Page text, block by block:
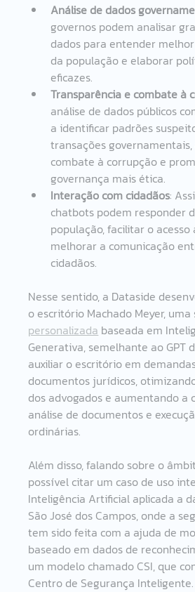
Análise de dados
governos podem analisar
dados para entender
da população e elaborar
eficazes.
Transparência e combate à
análise de dados públicos
a identificar padrões
transações
combate à corrupção e
governança mais ética.
Interação com cidadãos:
chatbots podem responder
população, facilitar o acesso
melhorar a comunicação
cidadãos.
Nesse sentido, a Dataside
o escritório Machado Meyer,
personalizada baseada em
Generativa, semelhante ao GPT
auxiliar o escritório em
documentos jurídicos,
dos advogados e aumentando a
análise de documentos e
ordinárias.
Além disso, falando sobre o
possível citar um caso de uso
Inteligência Artificial aplicada a
São José dos Campos, onde a
tem sido feita com a ajuda de
baseado em dados de
um modelo chamado CSI, que
Centro de Segurança Inteligente.